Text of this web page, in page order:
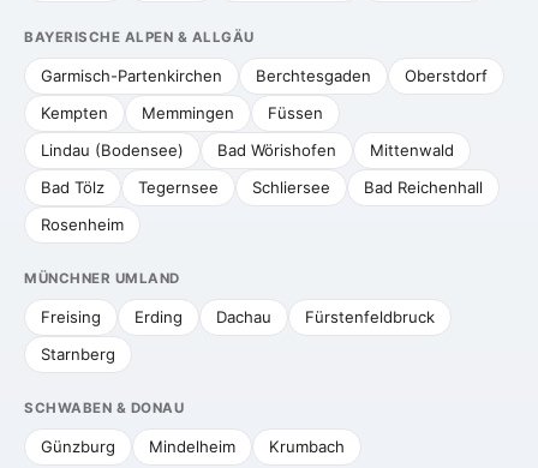
BAYERISCHE ALPEN & ALLGÄU
Garmisch-Partenkirchen Berchtesgaden
Oberstdorf
Kempten
Memmingen
Füssen
Lindau (Bodensee)
Bad Wörishofen
Mittenwald
Bad Tölz
Tegernsee Schliersee
Bad Reichenhall
Rosenheim
MÜNCHNER UMLAND
Freising Erding Dachau
Fürstenfeldbruck
Starnberg
SCHWABEN & DONAU
Günzburg Mindelheim Krumbach